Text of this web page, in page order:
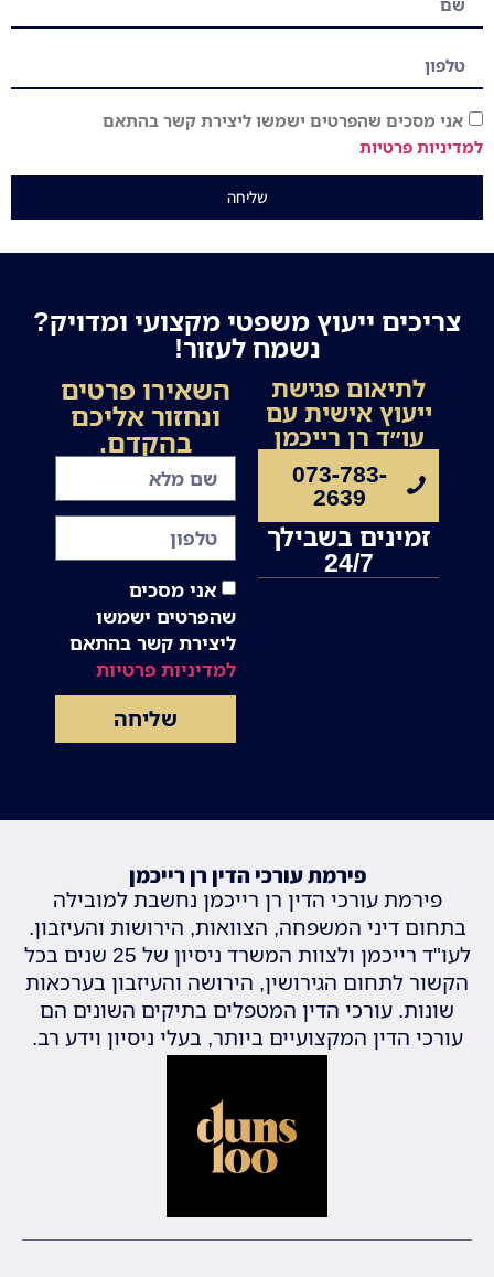
אני מסכים שהפרטים ישמשו ליצירת קשר בהתאם
למדיניות פרטיות
שליחה
צריכים ייעוץ משפטי מקצועי ומדויק?
נשמח לעזור!
לתיאום פגישת
ייעוץ אישית עם
עו״ד רן רייכמן
073-783-
2639
זמינים בשבילך
24/7
השאירו פרטים
ונחזור אליכם
בהקדם.
אני מסכים
שהפרטים ישמשו
ליצירת קשר בהתאם
למדיניות פרטיות
שליחה
פירמת עורכי הדין רן רייכמן
פירמת עורכי הדין רן רייכמן נחשבת למובילה
בתחום דיני המשפחה, הצוואות, הירושות והעיזבון.
לעו"ד רייכמן ולצוות המשרד ניסיון של 25 שנים בכל
הקשור לתחום הגירושין, הירושה והעיזבון בערכאות
שונות. עורכי הדין המטפלים בתיקים השונים הם
עורכי הדין המקצועיים ביותר, בעלי ניסיון וידע רב.